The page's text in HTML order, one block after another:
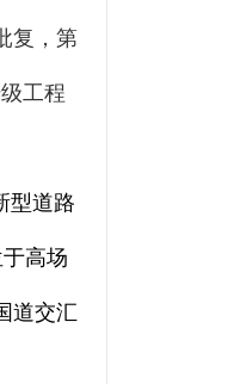
复，第
工程
型道路
高场
道交汇